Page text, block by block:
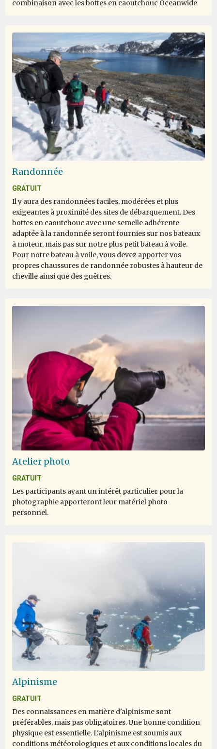
combinaison avec les bottes en caoutchouc Oceanwide
Randonnée
GRATUIT
Il y aura des randonnées faciles, modérées et plus
exigeantes à proximité des sites de débarquement. Des
bottes en caoutchouc avec une semelle adhérente
adaptée à la randonnée seront fournies sur nos bateaux
à moteur, mais pas sur notre plus petit bateau à voile.
Pour notre bateau à voile, vous devez apporter vos
propres chaussures de randonnée robustes à hauteur de
cheville ainsi que des guêtres.
Atelier photo
GRATUIT
Les participants ayant un intérêt particulier pour la
photographie apporteront leur matériel photo
personnel.
Alpinisme
GRATUIT
Des connaissances en matière d'alpinisme sont
préférables, mais pas obligatoires. Une bonne condition
physique est essentielle. L'alpinisme est soumis aux
conditions météorologiques et aux conditions locales du